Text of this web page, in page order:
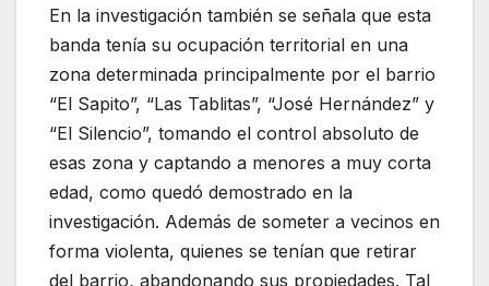
En la investigación también se señala que esta
banda tenía su ocupación territorial en una
zona determinada principalmente por el barrio
“El Sapito”, “Las Tablitas”, “José Hernández” y
“El Silencio”, tomando el control absoluto de
esas zona y captando a menores a muy corta
edad, como quedó demostrado en la
investigación. Además de someter a vecinos en
forma violenta, quienes se tenían que retirar
del barrio, abandonando sus propiedades. Tal